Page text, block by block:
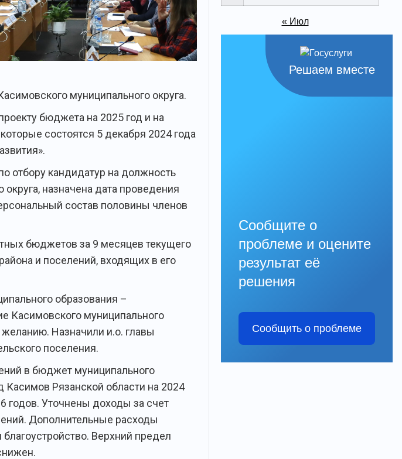
муниципального округа.
бюджета на 2025 год и на
состоятся 5 декабря 2024 года
отбору кандидатур на должность
назначена дата проведения
состав половины членов
бюджетов за 9 месяцев текущего
и поселений, входящих в его
образования –
Касимовского муниципального
Назначили и.о. главы
поселения.
в бюджет муниципального
Касимов Рязанской области на 2024
годов. Уточнены доходы за счет
Дополнительные расходы
Верхний предел
« Июл
Решаем вместе
Сообщите о
проблеме и оцените
результат её
решения
Сообщить о проблеме